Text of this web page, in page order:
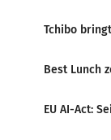
Tchibo
Best Lunch
EU AI-Act: